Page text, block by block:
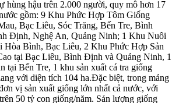
hùng hậu trên 2.000 người, quy mô hơn 17
gồm: 9 Khu Phức Hợp Tôm Giống
Bạc Liêu, Sóc Trăng, Bến Tre, Bình
Định, Nghệ An, Quảng Ninh; 1 Khu Nuôi
Hòa Bình, Bạc Liêu, 2 Khu Phức Hợp Sản
tại Bạc Liêu, Bình Định và Quảng Ninh, 1
tại Bến Tre, 1 khu sản xuất cá tra giống
với diện tích 104 ha.Đặc biệt, trong mảng
vị sản xuất giống lớn nhất cả nước, với
50 tỷ con giống/năm. Sản lượng giống